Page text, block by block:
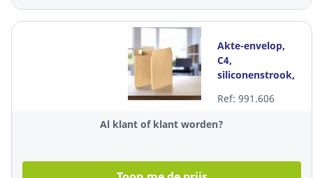
Akte-envelop,
C4,
siliconenstrook,
229x324x30 mm,
100 zakomslagen
Ref: 991.606
Al klant of klant worden?